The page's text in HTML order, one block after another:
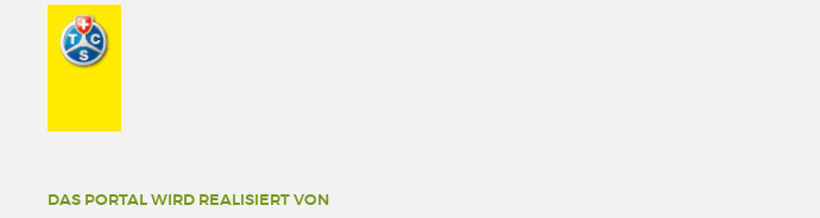
DAS PORTAL WIRD REALISIERT VON